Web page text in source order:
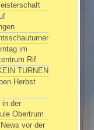
im
Rif
TURNEN
Herbst
in der
Obertrum
vor der